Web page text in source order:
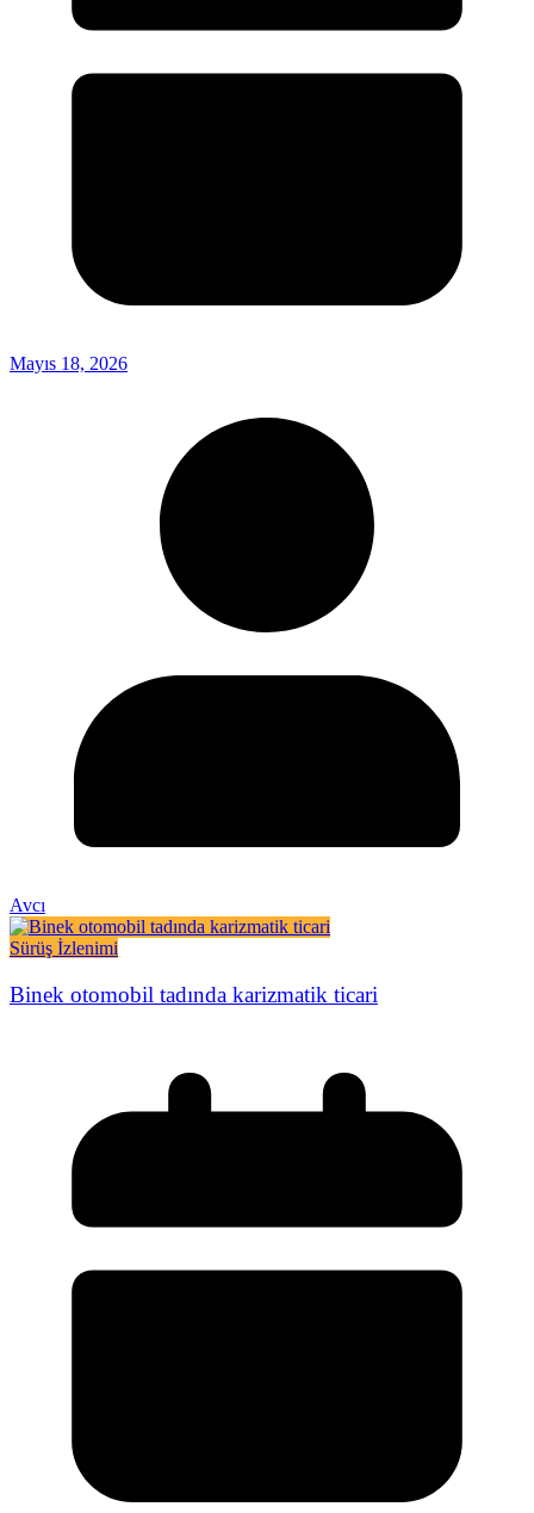
Mayıs 18, 2026
Avcı
Sürüş İzlenimi
Binek otomobil tadında karizmatik ticari